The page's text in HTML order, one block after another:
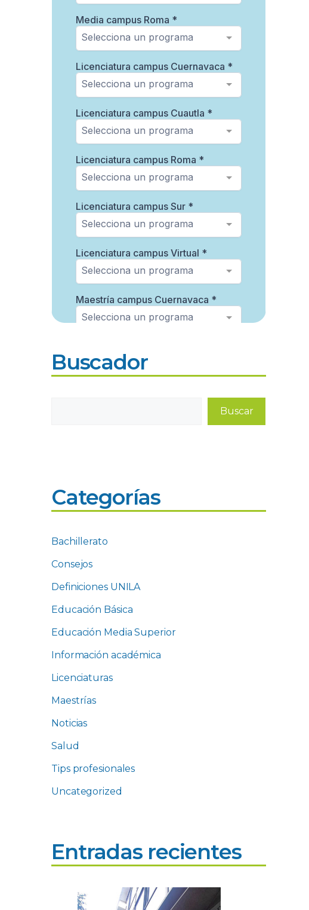
Buscador
Buscar
Categorías
Bachillerato
Consejos
Definiciones UNILA
Educación Básica
Educación Media Superior
Información académica
Licenciaturas
Maestrías
Noticias
Salud
Tips profesionales
Uncategorized
Entradas recientes